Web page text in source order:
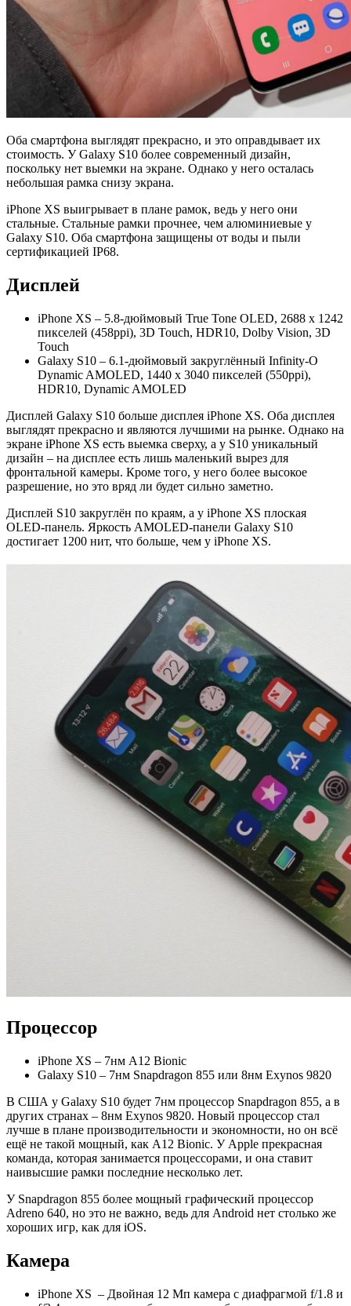
Оба смартфона выглядят прекрасно, и это оправдывает их
стоимость. У Galaxy S10 более современный дизайн,
поскольку нет выемки на экране. Однако у него осталась
небольшая рамка снизу экрана.
iPhone XS выигрывает в плане рамок, ведь у него они
стальные. Стальные рамки прочнее, чем алюминиевые у
Galaxy S10. Оба смартфона защищены от воды и пыли
сертификацией IP68.
Дисплей
iPhone XS – 5.8-дюймовый True Tone OLED, 2688 x 1242
пикселей (458ppi), 3D Touch, HDR10, Dolby Vision, 3D
Touch
Galaxy S10 – 6.1-дюймовый закруглённый Infinity-O
Dynamic AMOLED, 1440 x 3040 пикселей (550ppi),
HDR10, Dynamic AMOLED
Дисплей Galaxy S10 больше дисплея iPhone XS. Оба дисплея
выглядят прекрасно и являются лучшими на рынке. Однако на
экране iPhone XS есть выемка сверху, а у S10 уникальный
дизайн – на дисплее есть лишь маленький вырез для
фронтальной камеры. Кроме того, у него более высокое
разрешение, но это вряд ли будет сильно заметно.
Дисплей S10 закруглён по краям, а у iPhone XS плоская
OLED-панель. Яркость AMOLED-панели Galaxy S10
достигает 1200 нит, что больше, чем у iPhone XS.
Процессор
iPhone XS – 7нм A12 Bionic
Galaxy S10 – 7нм Snapdragon 855 или 8нм Exynos 9820
В США у Galaxy S10 будет 7нм процессор Snapdragon 855, а в
других странах – 8нм Exynos 9820. Новый процессор стал
лучше в плане производительности и экономности, но он всё
ещё не такой мощный, как A12 Bionic. У Apple прекрасная
команда, которая занимается процессорами, и она ставит
наивысшие рамки последние несколько лет.
У Snapdragon 855 более мощный графический процессор
Adreno 640, но это не важно, ведь для Android нет столько же
хороших игр, как для iOS.
Камера
iPhone XS – Двойная 12 Мп камера с диафрагмой f/1.8 и